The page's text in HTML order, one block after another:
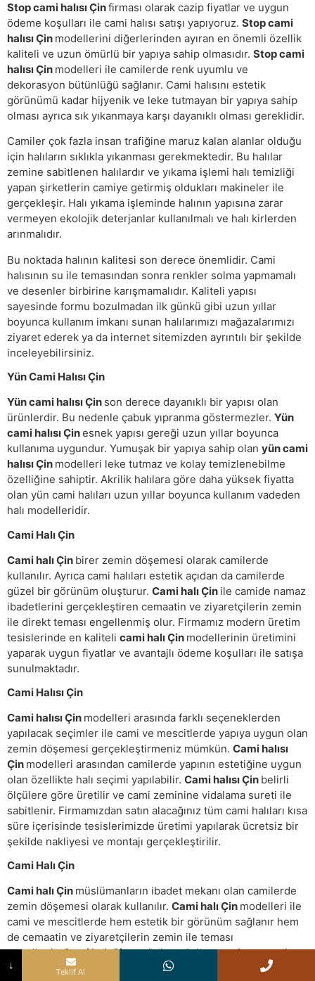
Stop cami halısı Çinfirması olarak cazip fiyatlar ve uygun
ödeme koşulları ile cami halısı satışı yapıyoruz. Stop cami
halısı Çin modellerini diğerlerinden ayıran en önemli özellik
kaliteli ve uzun ömürlü bir yapıya sahip olmasıdır. Stop cami
halısı Çin modelleri ile camilerde renk uyumlu ve
dekorasyon bütünlüğü sağlanır. Cami halısını estetik
görünümü kadar hijyenik ve leke tutmayan bir yapıya sahip
olması ayrıca sık yıkanmaya karşı dayanıklı olması gereklidir.
Camiler çok fazla insan trafiğine maruz kalan alanlar olduğu
için halıların sıklıkla yıkanması gerekmektedir. Bu halılar
zemine sabitlenen halılardır ve yıkama işlemi halı temizliği
yapan şirketlerin camiye getirmiş oldukları makineler ile
gerçekleşir. Halı yıkama işleminde halının yapısına zarar
vermeyen ekolojik deterjanlar kullanılmalı ve halı kirlerden
arınmalıdır.
Bu noktada halının kalitesi son derece önemlidir. Cami
halısının su ile temasından sonra renkler solma yapmamalı
ve desenler birbirine karışmamalıdır. Kaliteli yapısı
sayesinde formu bozulmadan ilk günkü gibi uzun yıllar
boyunca kullanım imkanı sunan halılarımızı mağazalarımızı
ziyaret ederek ya da internet sitemizden ayrıntılı bir şekilde
inceleyebilirsiniz.
Yün Cami Halısı Çin
Yün cami halısı Çin son derece dayanıklı bir yapısı olan
ürünlerdir. Bu nedenle çabuk yıpranma göstermezler. Yün
cami halısı Çinesnek yapısı gereği uzun yıllar boyunca
kullanıma uygundur. Yumuşak bir yapıya sahip olan yün cami
halısı Çin modelleri leke tutmaz ve kolay temizlenebilme
özelliğine sahiptir. Akrilik halılara göre daha yüksek fiyatta
olan yün cami halıları uzun yıllar boyunca kullanım vadeden
halı modelleridir.
Cami Halı Çin
Cami halı Çin birer zemin döşemesi olarak camilerde
kullanılır. Ayrıca cami halıları estetik açıdan da camilerde
güzel bir görünüm oluşturur. Cami halı Çin ile camide namaz
ibadetlerini gerçekleştiren cemaatin ve ziyaretçilerin zemin
ile direkt teması engellenmiş olur. Firmamız modern üretim
tesislerinde en kaliteli cami halı Çin modellerinin üretimini
yaparak uygun fiyatlar ve avantajlı ödeme koşulları ile satışa
sunulmaktadır.
Cami Halısı Çin
Cami halısı Çin modelleri arasında farklı seçeneklerden
yapılacak seçimler ile cami ve mescitlerde yapıya uygun olan
zemin döşemesi gerçekleştirmeniz mümkün. Cami halısı
Çin modelleri arasından camilerde yapının estetiğine uygun
olan özellikte halı seçimi yapılabilir. Cami halısı Çin belirli
ölçülere göre üretilir ve cami zeminine vidalama sureti ile
sabitlenir. Firmamızdan satın alacağınız tüm cami halıları kısa
süre içerisinde tesislerimizde üretimi yapılarak ücretsiz bir
şekilde nakliyesi ve montajı gerçekleştirilir.
Cami Halı Çin
Cami halı Çin müslümanların ibadet mekanı olan camilerde
zemin döşemesi olarak kullanılır. Cami halı Çin modelleri ile
cami ve mescitlerde hem estetik bir görünüm sağlanır hem
de cemaatin ve ziyaretçilerin zemin ile teması
engellenir.Cami halı Çinseçimi yapılırken cami ve mescit
içerisindeki diğer eşyalar göz önünde bulundurularak
↓
Teklif Al